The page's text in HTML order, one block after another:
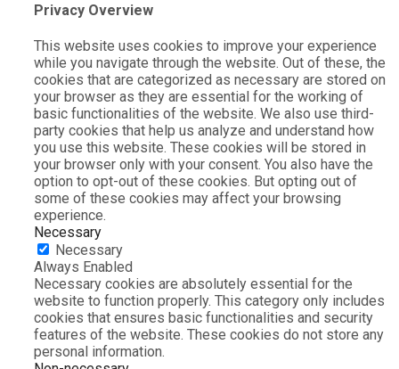
Privacy Overview
This website uses cookies to improve your experience
while you navigate through the website. Out of these, the
cookies that are categorized as necessary are stored on
your browser as they are essential for the working of
basic functionalities of the website. We also use third-
party cookies that help us analyze and understand how
you use this website. These cookies will be stored in
your browser only with your consent. You also have the
option to opt-out of these cookies. But opting out of
some of these cookies may affect your browsing
experience.
Necessary
Necessary
Always Enabled
Necessary cookies are absolutely essential for the
website to function properly. This category only includes
cookies that ensures basic functionalities and security
features of the website. These cookies do not store any
personal information.